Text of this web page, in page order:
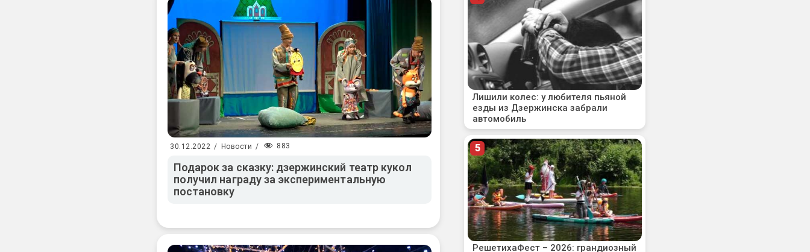
30.12.2022 / Новости / 883
Подарок за сказку: дзержинский театр кукол
получил награду за экспериментальную
постановку